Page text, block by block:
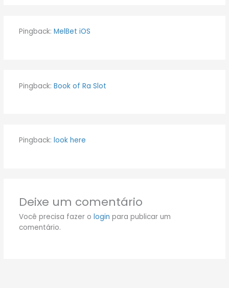
Pingback: MelBet iOS
Pingback: Book of Ra Slot
Pingback: look here
Deixe um comentário
Você precisa fazer o login para publicar um
comentário.